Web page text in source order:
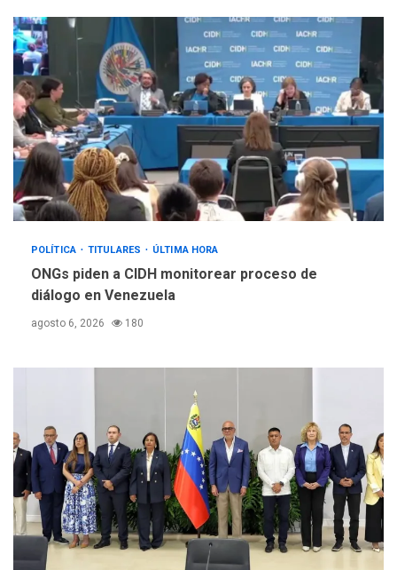
POLÍTICA TITULARES ÚLTIMA HORA
ONGs piden a CIDH monitorear proceso de
diálogo en Venezuela
agosto 6, 2026 180